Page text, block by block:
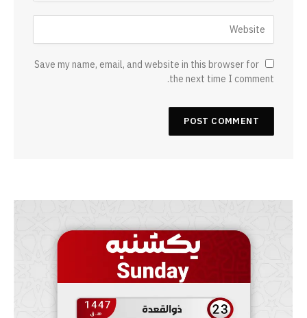
Save my name, email, and website in this browser for
the next time I comment.